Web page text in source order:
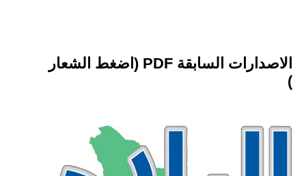
الاصدارات السابقة PDF (اضغط الشعار
)